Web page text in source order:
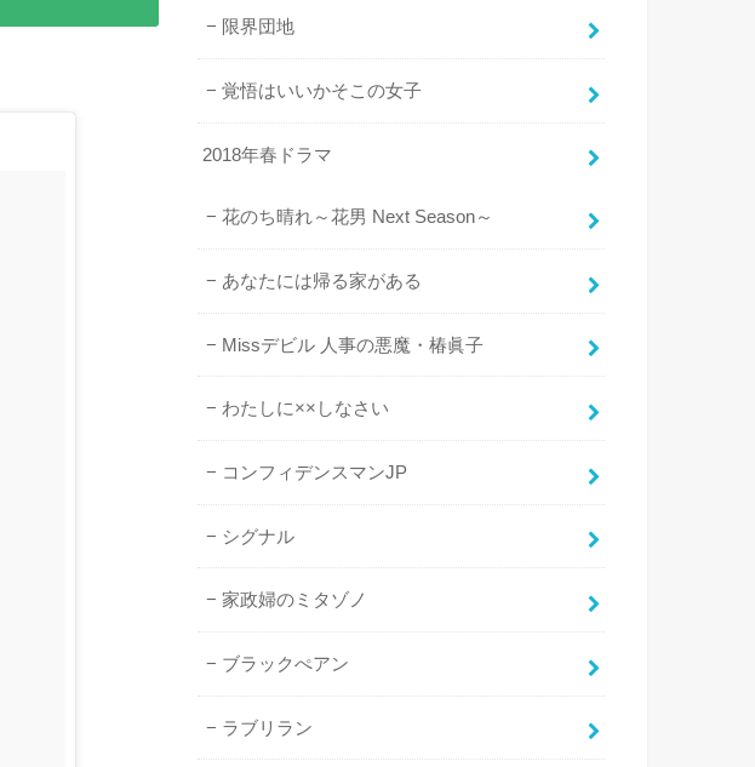
限界団地
覚悟はいいかそこの女子
2018年春ドラマ
花のち晴れ～花男 Next Season～
あなたには帰る家がある
Missデビル 人事の悪魔・椿眞子
わたしに××しなさい
コンフィデンスマンJP
シグナル
家政婦のミタゾノ
ブラックぺアン
ラブリラン